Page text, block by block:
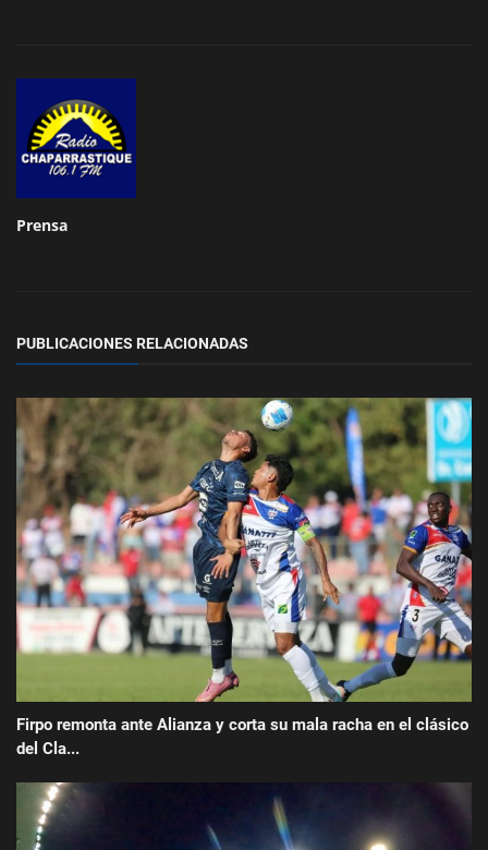
Prensa
PUBLICACIONES RELACIONADAS
Firpo remonta ante Alianza y corta su mala racha en el clásico
del Cla...